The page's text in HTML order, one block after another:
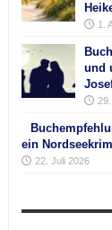
1.
und
ein
22. Juli 2026